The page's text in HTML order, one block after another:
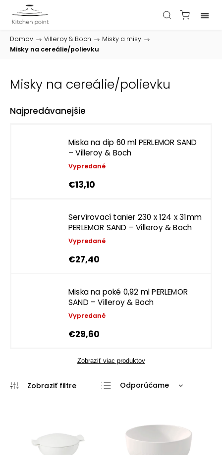
Domov / Villeroy & Boch / Misky a misy /
Misky na cereálie/polievku
Misky na cereálie/polievku
Najpredávanejšie
Miska na dip 60 ml PERLEMOR SAND
– Villeroy & Boch
Vypredané
€13,10
Servírovací tanier 230 x 124 x 31mm
PERLEMOR SAND – Villeroy & Boch
Vypredané
€27,40
Miska na poké 0,92 ml PERLEMOR
SAND – Villeroy & Boch
Vypredané
€29,60
Zobraziť viac produktov
Odporúčame
Najpredávanejšie